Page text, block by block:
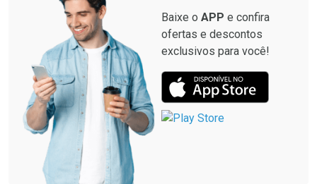
Baixe o APP e confira
ofertas e descontos
exclusivos para você!